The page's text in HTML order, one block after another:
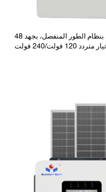
محول طاقة شمسية بقدرة 5 كيلوواط، يعمل بنظام الطور المنفصل، بجهد 48
فولت/240 فولت